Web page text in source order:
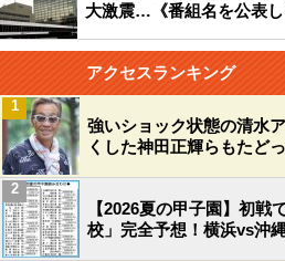
大激震…《番組名を公表
アクセスランキング
強いショック状態の清水
くした神田正輝らもたど
1
【2026夏の甲子園】初戦
校」完全予想！横浜vs沖
2